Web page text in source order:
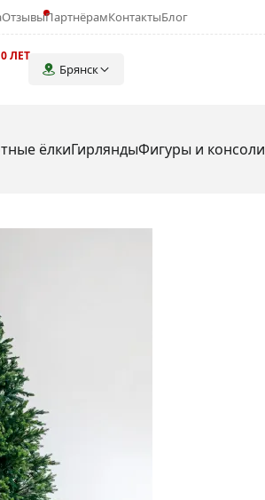
ЛЕТ
Брянск
ОтзывыПартнёрамКонтактыБлог
ёлкиГирляндыФигуры и консоли